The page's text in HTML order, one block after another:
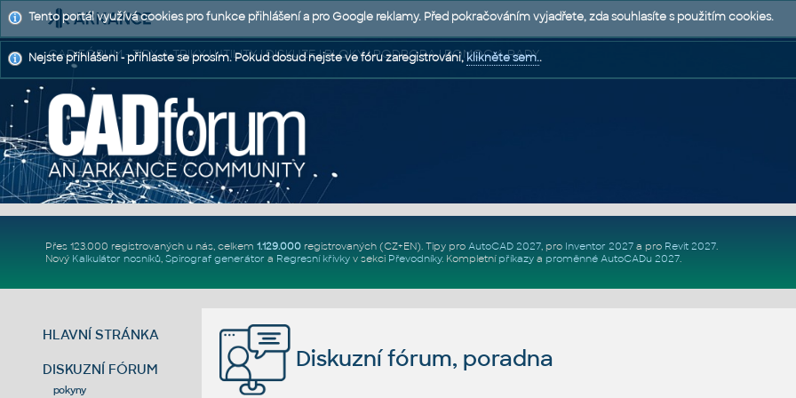
CAD FÓRUM - TIPY A TRIKY | UTILITY | DISKUZE | BLOKY | PODPORA | POMOC A RADY
Přes 123.000 registrovaných u nás, celkem 1.129.000registrovaných (CZ+EN). Tipy pro AutoCAD 2027, pro Inventor 2027a pro Revit 2027.
Nový Kalkulátor nosníků, Spirograf generátor a Regresní křivkyv sekci Převodníky. Kompletní příkazya proměnné AutoCADu 2027.
HLAVNÍ STRÁNKA
DISKUZNÍ FÓRUM
pokyny
Diskuzní fórum, poradna
Tento portál využívá cookies pro funkce přihlášení a pro Google reklamy. Před pokračováním vyjadřete, zda souhlasíte s použitím cookies.
Nejste přihlášeni - přihlaste se prosím. Pokud dosud nejste ve fóru zaregistrováni,klikněte sem..